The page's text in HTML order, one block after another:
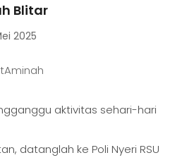
Blitar
2025
aktivitas sehari-hari
datanglah ke Poli Nyeri RSU